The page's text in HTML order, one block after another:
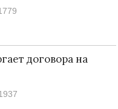
договора на